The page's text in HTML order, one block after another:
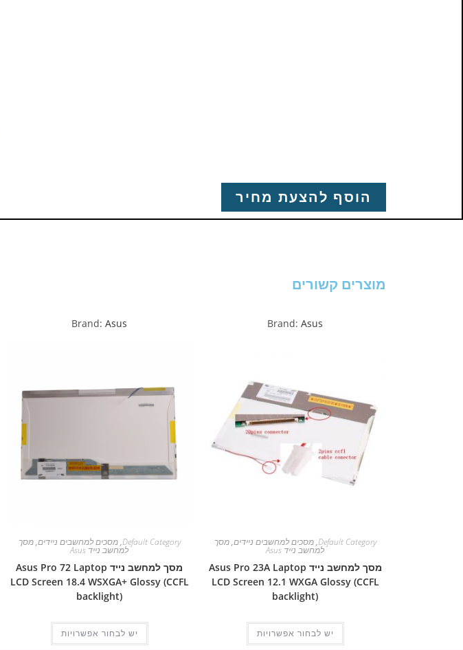
הוסף להצעת מחיר
מוצרים קשורים
Brand: Asus
Default Category
,מסכים למחשבים ניידים,מסך
למחשב נייד Asus
מסך למחשב נייד Asus Pro 23A Laptop
LCD Screen 12.1 WXGA Glossy (CCFL
backlight)
יש לבחור אפשרויות
Brand: Asus
Default Category
,מסכים למחשבים ניידים,מסך
למחשב נייד Asus
מסך למחשב נייד Asus Pro 72 Laptop
LCD Screen 18.4 WSXGA+ Glossy (CCFL
backlight)
יש לבחור אפשרויות